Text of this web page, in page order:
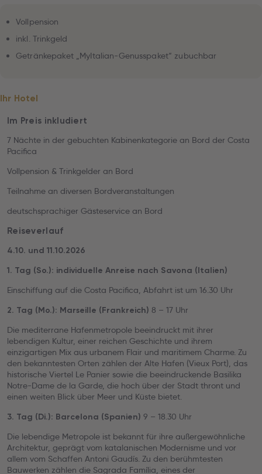
Vollpension
inkl. Trinkgeld
Getränkepaket „MyItalian-Genusspaket“ zubuchbar
Ihr Hotel
Im Preis inkludiert
7 Nächte in der gebuchten Kabinenkategorie an Bord der Costa
Pacifica
Vollpension & Trinkgelder an Bord
Teilnahme an diversen Bordveranstaltungen
deutschsprachiger Gästeservice an Bord
Reiseverlauf
4.10. und 11.10.2026
1. Tag (So.): individuelle Anreise nach Savona (Italien)
Einschiffung auf die Costa Pacifica, Abfahrt ist um 16.30 Uhr
2. Tag (Mo.): Marseille (Frankreich) 8 – 17 Uhr
Die mediterrane Hafenmetropole beeindruckt mit ihrer
lebendigen Kultur, einer reichen Geschichte und ihrem
einzigartigen Mix aus urbanem Flair und maritimem Charme. Zu
den bekanntesten Orten zählen der Alte Hafen (Vieux Port), das
historische Viertel Le Panier sowie die beeindruckende Basilika
Notre-Dame de la Garde, die hoch über der Stadt thront und
einen weiten Blick über Meer und Küste bietet.
3. Tag (Di.): Barcelona (Spanien) 9 – 18.30 Uhr
Die lebendige Metropole ist bekannt für ihre außergewöhnliche
Architektur, geprägt vom katalanischen Modernisme und vor
allem vom Schaffen Antoni Gaudís. Zu den berühmtesten
Bauwerken zählen die Sagrada Família, eines der